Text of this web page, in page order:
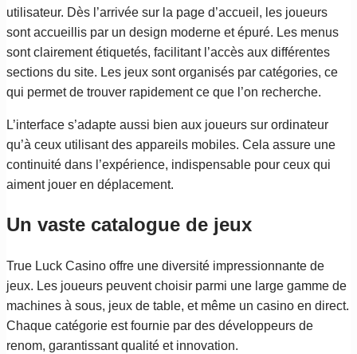
utilisateur. Dès l’arrivée sur la page d’accueil, les joueurs
sont accueillis par un design moderne et épuré. Les menus
sont clairement étiquetés, facilitant l’accès aux différentes
sections du site. Les jeux sont organisés par catégories, ce
qui permet de trouver rapidement ce que l’on recherche.
L’interface s’adapte aussi bien aux joueurs sur ordinateur
qu’à ceux utilisant des appareils mobiles. Cela assure une
continuité dans l’expérience, indispensable pour ceux qui
aiment jouer en déplacement.
Un vaste catalogue de jeux
True Luck Casino offre une diversité impressionnante de
jeux. Les joueurs peuvent choisir parmi une large gamme de
machines à sous, jeux de table, et même un casino en direct.
Chaque catégorie est fournie par des développeurs de
renom, garantissant qualité et innovation.